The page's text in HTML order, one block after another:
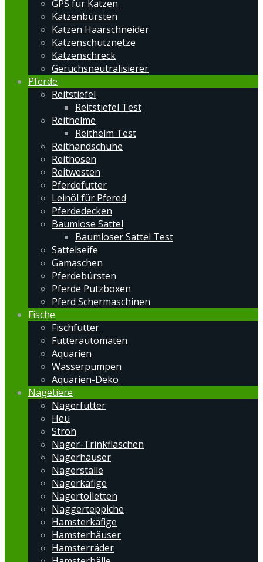
GPS für Katzen
Katzenbürsten
Katzen Haarschneider
Katzenschutznetze
Katzenschreck
Geruchsneutralisierer
Pferde
Reitstiefel
Reitstiefel Test
Reithelme
Reithelm Test
Reithandschuhe
Reithosen
Reitwesten
Pferdefutter
Leinöl für Pfered
Pferdedecken
Baumlose Sattel
Baumloser Sattel Test
Sattelseife
Gamaschen
Pferdebürsten
Pferde Putzboxen
Pferd Schermaschinen
Fische
Fischfutter
Futterautomaten
Aquarien
Wasserpumpen
Aquarien-Deko
Nagetiere
Nagerfutter
Heu
Stroh
Nager-Trinkflaschen
Nagerhäuser
Nagerställe
Nagerkäfige
Nagertoiletten
Naggerteppiche
Hamsterkäfige
Hamsterhäuser
Hamsterräder